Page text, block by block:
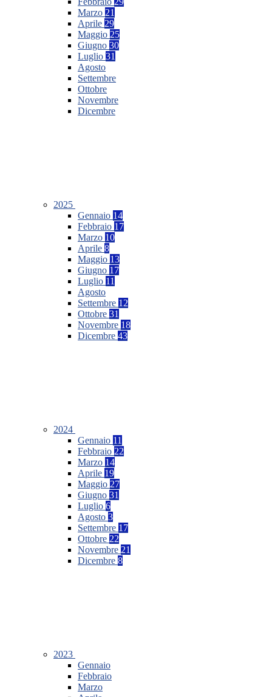
Marzo 21
Aprile 29
Maggio 25
Giugno 30
Luglio 31
Agosto
Settembre
Ottobre
Novembre
Dicembre
2025
Gennaio 14
Febbraio 17
Marzo 10
Aprile 8
Maggio 13
Giugno 17
Luglio 11
Agosto
Settembre 12
Ottobre 31
Novembre 18
Dicembre 43
2024
Gennaio 11
Febbraio 22
Marzo 14
Aprile 19
Maggio 27
Giugno 31
Luglio 6
Agosto 3
Settembre 17
Ottobre 22
Novembre 21
Dicembre 8
2023
Gennaio
Febbraio
Marzo